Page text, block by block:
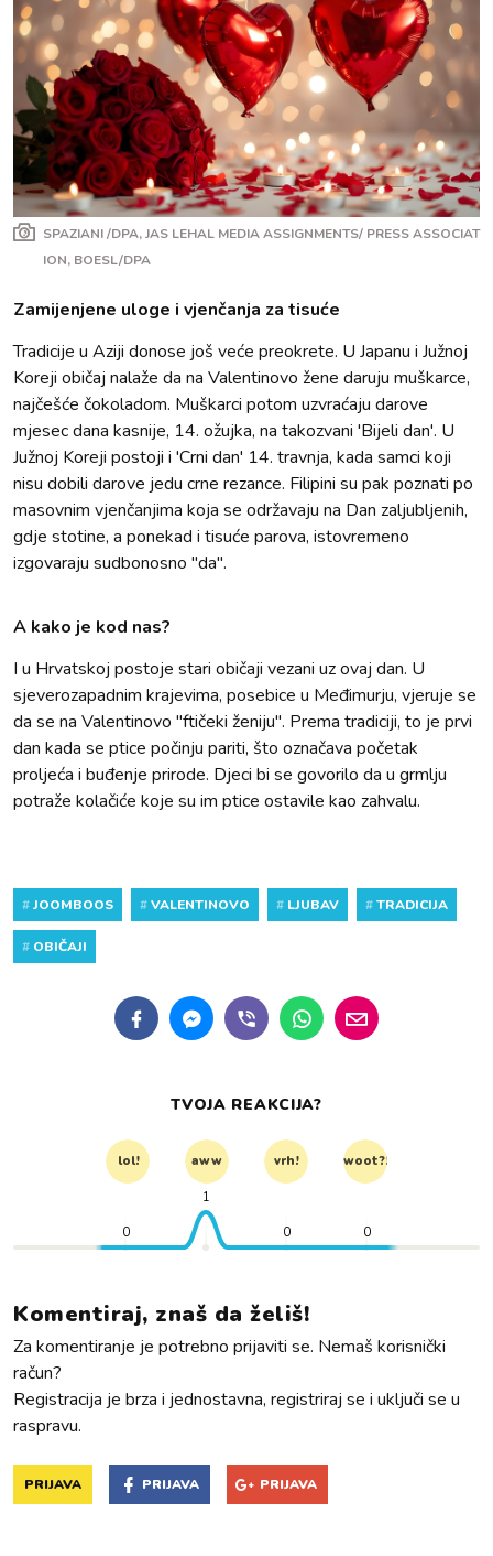
SPAZIANI /DPA, JAS LEHAL MEDIA ASSIGNMENTS/ PRESS ASSOCIAT
ION, BOESL/DPA
Zamijenjene uloge i vjenčanja za tisuće
Tradicije u Aziji donose još veće preokrete. U Japanu i Južnoj
Koreji običaj nalaže da na Valentinovo žene daruju muškarce,
najčešće čokoladom. Muškarci potom uzvraćaju darove
mjesec dana kasnije, 14. ožujka, na takozvani 'Bijeli dan'. U
Južnoj Koreji postoji i 'Crni dan' 14. travnja, kada samci koji
nisu dobili darove jedu crne rezance. Filipini su pak poznati po
masovnim vjenčanjima koja se održavaju na Dan zaljubljenih,
gdje stotine, a ponekad i tisuće parova, istovremeno
izgovaraju sudbonosno "da".
A kako je kod nas?
I u Hrvatskoj postoje stari običaji vezani uz ovaj dan. U
sjeverozapadnim krajevima, posebice u Međimurju, vjeruje se
da se na Valentinovo "ftičeki ženiju". Prema tradiciji, to je prvi
dan kada se ptice počinju pariti, što označava početak
proljeća i buđenje prirode. Djeci bi se govorilo da u grmlju
potraže kolačiće koje su im ptice ostavile kao zahvalu.
#JOOMBOOS #VALENTINOVO # LJUBAV #TRADICIJA
# OBIČAJI
TVOJA REAKCIJA?
lol! aww vrh! woot?!
0
1
0 0
Komentiraj, znaš da želiš!
Za komentiranje je potrebno prijaviti se. Nemaš korisnički
račun?
Registracija je brza i jednostavna, registriraj se i uključi se u
raspravu.
PRIJAVA PRIJAVA PRIJAVA